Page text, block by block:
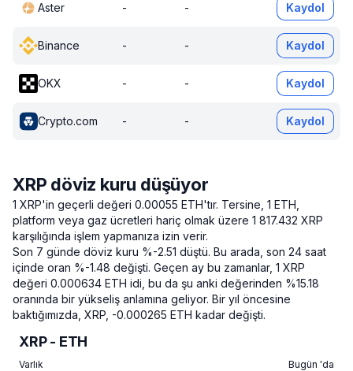
Aster - - Kaydol
Binance - - Kaydol
OKX - - Kaydol
Crypto.com - - Kaydol
XRP döviz kuru düşüyor
1 XRP'in geçerli değeri 0.00055 ETH'tır. Tersine, 1 ETH,
platform veya gaz ücretleri hariç olmak üzere 1 817.432 XRP
karşılığında işlem yapmanıza izin verir.
Son 7 günde döviz kuru %-2.51 düştü. Bu arada, son 24 saat
içinde oran %-1.48 değişti. Geçen ay bu zamanlar, 1 XRP
değeri 0.000634 ETH idi, bu da şu anki değerinden %15.18
oranında bir yükseliş anlamına geliyor. Bir yıl öncesine
baktığımızda, XRP, -0.000265 ETH kadar değişti.
XRP - ETH
Varlık Bugün 'da